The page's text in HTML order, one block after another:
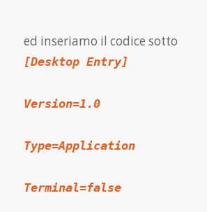
ed inseriamo il codice sotto
[Desktop Entry]
Version=1.0
Type=Application
Terminal=false